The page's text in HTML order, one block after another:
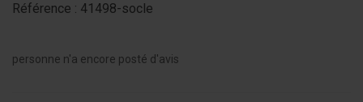
Référence : 41498-socle
personne n'a encore posté d'avis